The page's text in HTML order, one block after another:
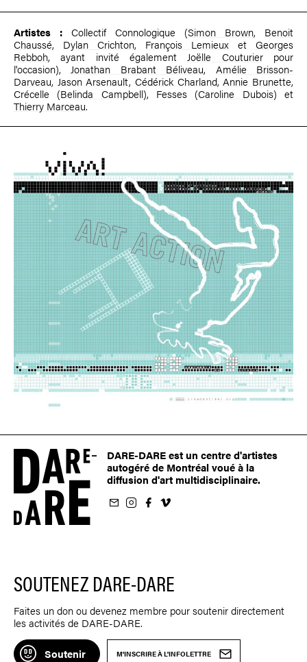
Artistes : Collectif Connologique (Simon Brown, Benoit
Chaussé, Dylan Crichton, François Lemieux et Georges
Rebboh, ayant invité également Joëlle Couturierpour
l'occasion), Jonathan Brabant Béliveau, Amélie Brisson-
Darveau, Jason Arsenault,Cédérick Charland,Annie Brunette,
Crécelle (Belinda Campbell), Fesses (Caroline Dubois) et
Thierry Marceau.
DARE-DARE est un centre d'artistes
autogéré de Montréal voué à la
diffusion d'art multidisciplinaire.
sur Instagram
sur Facebook
nous sur Vimeo
SOUTENEZ DARE-DARE
Faites un don ou devenez membre pour soutenir directement
les activités de DARE-DARE.
Soutenir M'INSCRIRE À L'INFOLETTRE